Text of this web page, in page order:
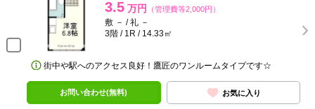
3.5 万円 （管理費等2,000円）
敷 － / 礼 －
3階 / 1R / 14.33㎡
街中や駅へのアクセス良好！鷹匠のワンルームタイプです☆
お問い合わせ(無料) お気に入り